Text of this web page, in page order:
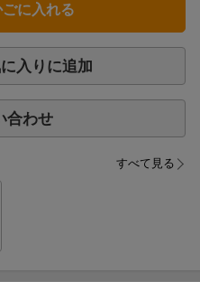
に入れる
入りに追加
合わせ
すべて見る